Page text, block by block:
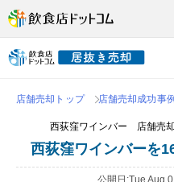
店舗売却トップ 店舗売却成功事
西荻窪ワインバー 店舗売
西荻窪ワインバーを
公開日 Tue Aug